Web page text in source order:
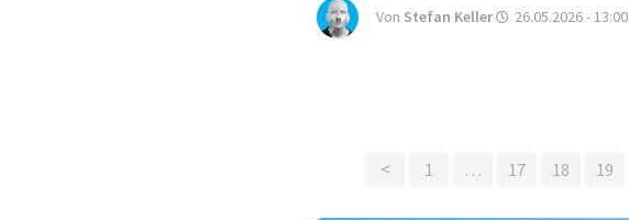
Von Stefan Keller 26.05.2026 - 13:00
< 1 … 17 18 19